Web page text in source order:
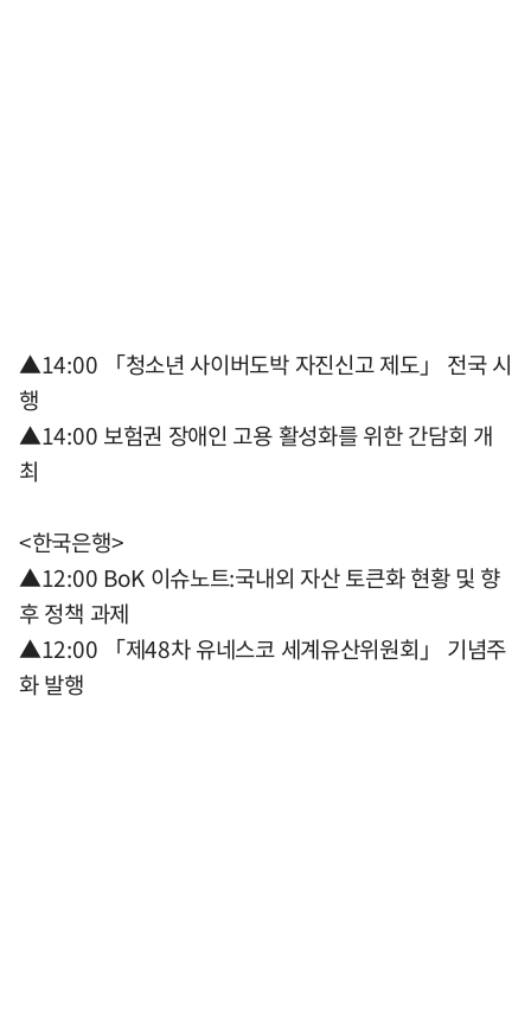
▲14:00 「청소년 사이버도박 자진신고 제도」 전국 시
행
▲14:00 보험권 장애인 고용 활성화를 위한 간담회 개
최
<한국은행>
▲12:00 BoK 이슈노트:국내외 자산 토큰화 현황 및 향
후 정책 과제
▲12:00 「제48차 유네스코 세계유산위원회」 기념주
화 발행